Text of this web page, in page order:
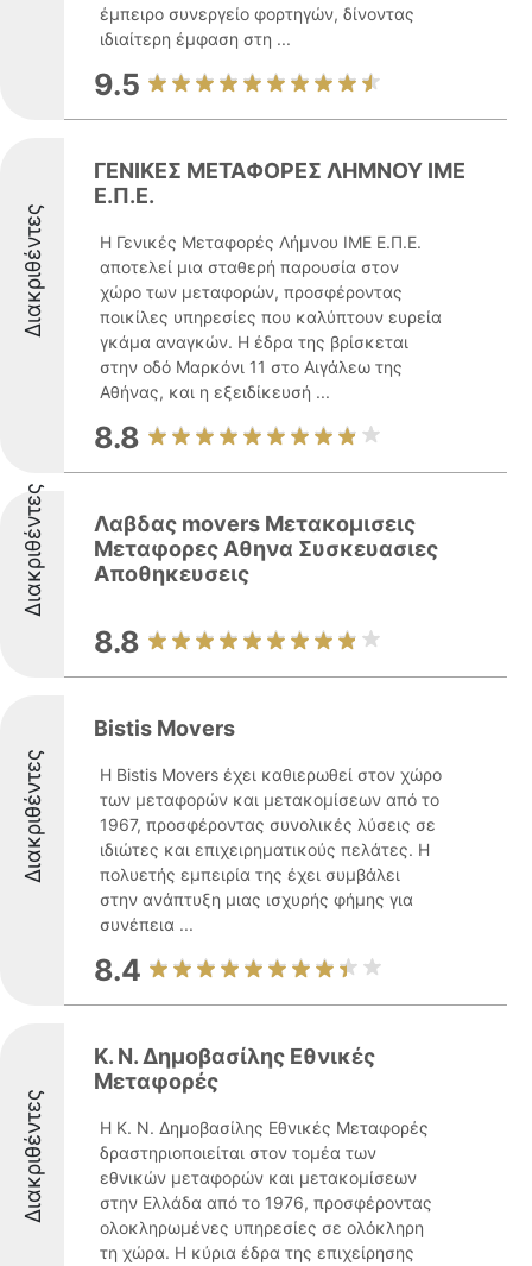
έμπειρο συνεργείο φορτηγών, δίνοντας
ιδιαίτερη έμφαση στη ...
9.5
Διακριθέντες
ΓΕΝΙΚΕΣ ΜΕΤΑΦΟΡΕΣ ΛΗΜΝΟΥ ΙΜΕ
Ε.Π.Ε.
Η Γενικές Μεταφορές Λήμνου ΙΜΕ Ε.Π.Ε.
αποτελεί μια σταθερή παρουσία στον
χώρο των μεταφορών, προσφέροντας
ποικίλες υπηρεσίες που καλύπτουν ευρεία
γκάμα αναγκών. Η έδρα της βρίσκεται
στην οδό Μαρκόνι 11 στο Αιγάλεω της
Αθήνας, και η εξειδίκευσή ...
8.8
Διακριθέντες
Λαβδας movers Μετακομισεις
Μεταφορες Αθηνα Συσκευασιες
Αποθηκευσεις
8.8
Διακριθέντες
Bistis Movers
Η Bistis Movers έχει καθιερωθεί στον χώρο
των μεταφορών και μετακομίσεων από το
1967, προσφέροντας συνολικές λύσεις σε
ιδιώτες και επιχειρηματικούς πελάτες. Η
πολυετής εμπειρία της έχει συμβάλει
στην ανάπτυξη μιας ισχυρής φήμης για
συνέπεια ...
8.4
Διακριθέντες
Κ. Ν. Δημοβασίλης Εθνικές
Μεταφορές
Η Κ. Ν. Δημοβασίλης Εθνικές Μεταφορές
δραστηριοποιείται στον τομέα των
εθνικών μεταφορών και μετακομίσεων
στην Ελλάδα από το 1976, προσφέροντας
ολοκληρωμένες υπηρεσίες σε ολόκληρη
τη χώρα. Η κύρια έδρα της επιχείρησης